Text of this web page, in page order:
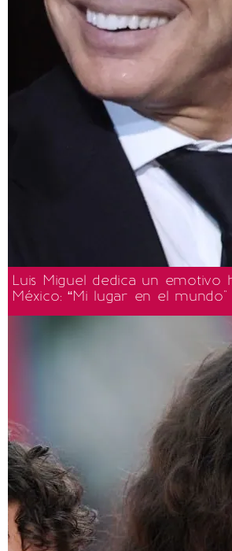
Luis Miguel dedica un emotivo
México: “Mi lugar en el mundo"